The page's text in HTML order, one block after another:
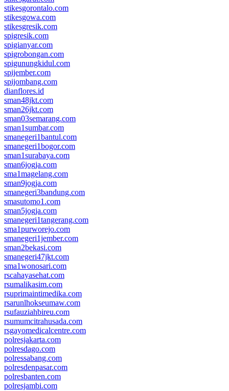
stikesgorontalo.com
stikesgowa.com
stikesgresik.com
spigresik.com
spigianyar.com
spigrobongan.com
spigunungkidul.com
spijember.com
spijombang.com
dianflores.id
sman48jkt.com
sman26jkt.com
sman03semarang.com
sman1sumbar.com
smanegeri1bantul.com
smanegeri1bogor.com
sman1surabaya.com
sman6jogja.com
sma1magelang.com
sman9jogja.com
smanegeri3bandung.com
smasutomo1.com
sman5jogja.com
smanegeri1tangerang.com
sma1purworejo.com
smanegeri1jember.com
sman2bekasi.com
smanegeri47jkt.com
sma1wonosari.com
rscahayasehat.com
rsumalikasim.com
rsuprimaintimedika.com
rsarunlhokseumaw.com
rsufauziahbireu.com
rsumumcitrahusada.com
rsgayomedicalcentre.com
polresjakarta.com
polresdago.com
polressabang.com
polresdenpasar.com
polresbanten.com
polresjambi.com